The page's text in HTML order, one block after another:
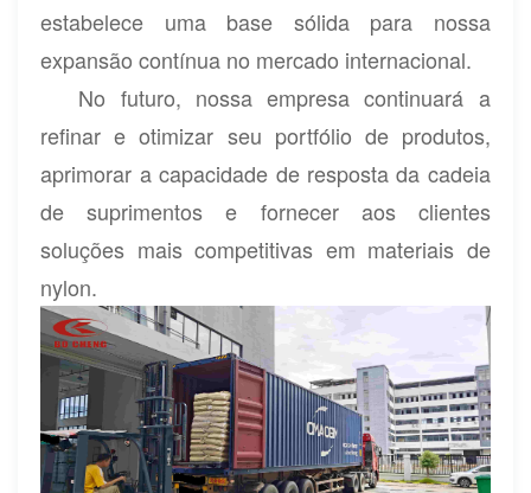
estabelece uma base sólida para nossa
expansão contínua no mercado internacional.
No futuro, nossa empresa continuará a
refinar e otimizar seu portfólio de produtos,
aprimorar a capacidade de resposta da cadeia
de suprimentos e fornecer aos clientes
soluções mais competitivas em materiais de
nylon.